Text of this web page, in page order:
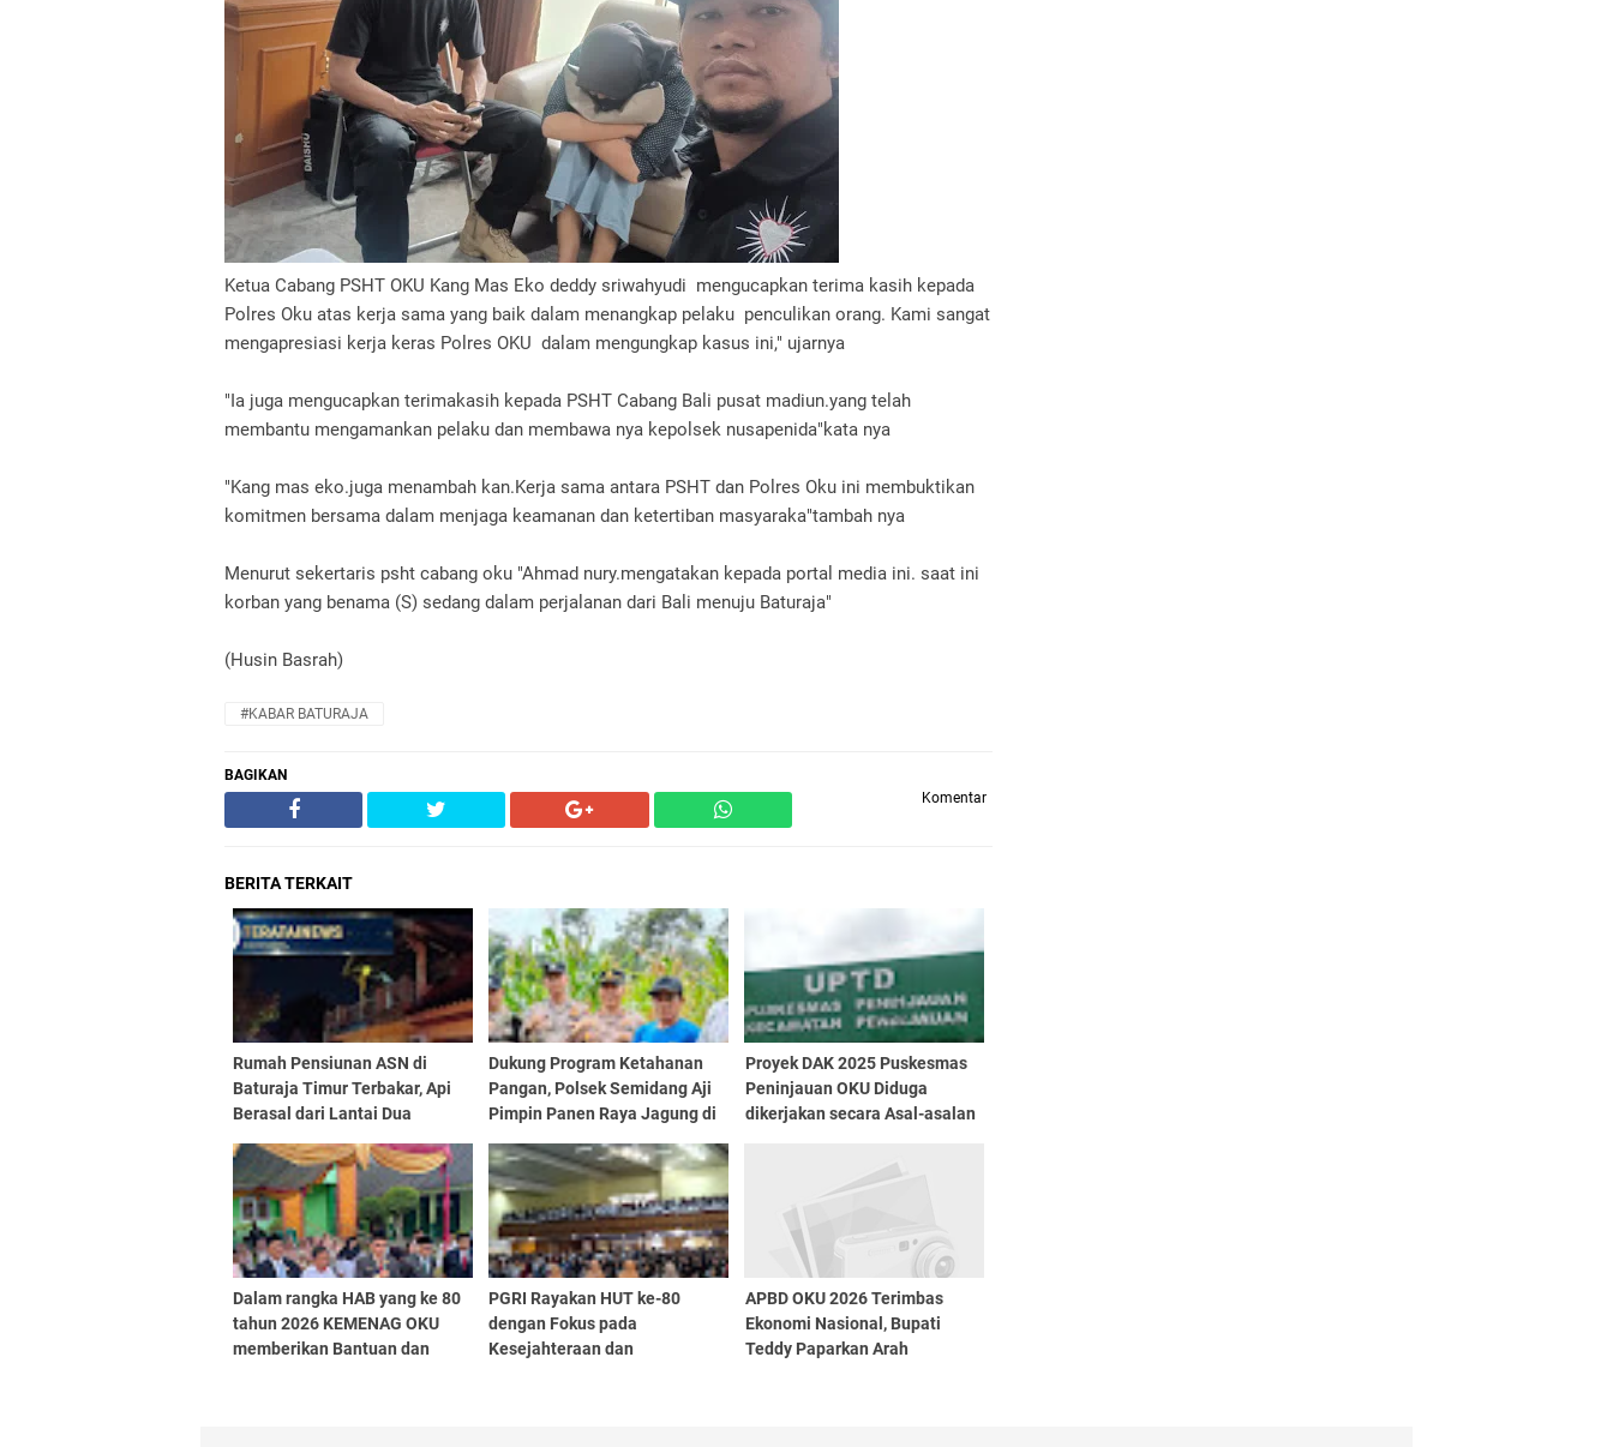
Ketua Cabang PSHT OKU Kang Mas Eko deddy sriwahyudi mengucapkan terima kasih kepada
Polres Oku atas kerja sama yang baik dalam menangkap pelaku penculikan orang. Kami sangat
mengapresiasi kerja keras Polres OKU dalam mengungkap kasus ini," ujarnya
"Ia juga mengucapkan terimakasih kepada PSHT Cabang Bali pusat madiun.yang telah
membantu mengamankan pelaku dan membawa nya kepolsek nusapenida"kata nya
"Kang mas eko.juga menambah kan.Kerja sama antara PSHT dan Polres Oku ini membuktikan
komitmen bersama dalam menjaga keamanan dan ketertiban masyaraka"tambah nya
Menurut sekertaris psht cabang oku "Ahmad nury.mengatakan kepada portal media ini. saat ini
korban yang benama (S) sedang dalam perjalanan dari Bali menuju Baturaja"
(Husin Basrah)
#KABAR BATURAJA
BAGIKAN
Komentar
BERITA TERKAIT
​Rumah Pensiunan ASN di
Baturaja Timur Terbakar, Api
Berasal dari Lantai Dua
Dukung Program Ketahanan
Pangan, Polsek Semidang Aji
Pimpin Panen Raya Jagung di
Proyek DAK 2025 Puskesmas
Peninjauan OKU Diduga
dikerjakan secara Asal-asalan
Dalam rangka HAB yang ke 80
tahun 2026 KEMENAG OKU
memberikan Bantuan dan
PGRI Rayakan HUT ke-80
dengan Fokus pada
Kesejahteraan dan
APBD OKU 2026 Terimbas
Ekonomi Nasional, Bupati
Teddy Paparkan Arah